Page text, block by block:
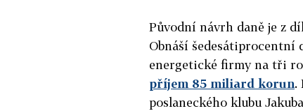
Původní návrh daně je z
Obnáší šedesátiprocentní
energetické firmy na tři
příjem 85 miliard korun.
poslaneckého klubu